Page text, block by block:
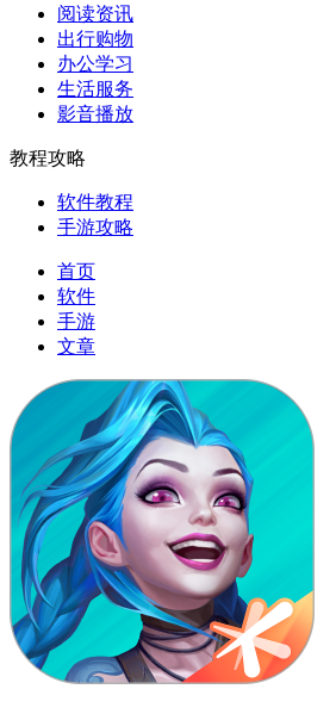
阅读资讯
出行购物
办公学习
生活服务
影音播放
教程攻略
软件教程
手游攻略
首页
软件
手游
文章